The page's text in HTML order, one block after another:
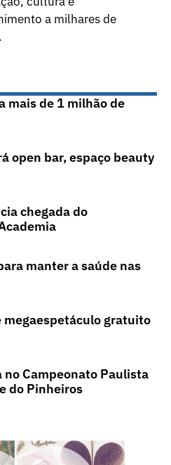
a milhares de
mais de 1 milhão de
open bar, espaço beauty
chegada do
manter a saúde nas
megaespetáculo gratuito
Campeonato Paulista
do Pinheiros